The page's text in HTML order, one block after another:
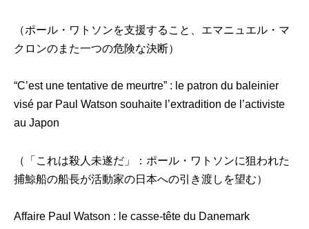
（ポール・ワトソンを支援すること、エマニュエル・マ
クロンのまた一つの危険な決断）
“C’est une tentative de meurtre” : le patron du baleinier
visé par Paul Watson souhaite l’extradition de l’activiste
au Japon
（「これは殺人未遂だ」：ポール・ワトソンに狙われた
捕鯨船の船長が活動家の日本への引き渡しを望む）
Affaire Paul Watson : le casse-tête du Danemark